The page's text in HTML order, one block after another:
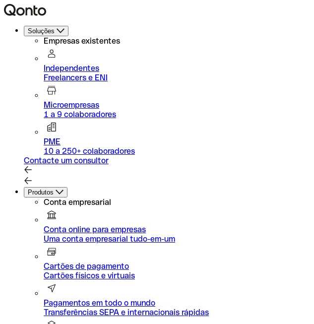
Soluções
Empresas existentes
Independentes
Freelancers e ENI
Microempresas
1 a 9 colaboradores
PME
10 a 250+ colaboradores
Contacte um consultor
Produtos
Conta empresarial
Conta online para empresas
Uma conta empresarial tudo-em-um
Cartões de pagamento
Cartões físicos e virtuais
Pagamentos em todo o mundo
Transferências SEPA e internacionais rápidas